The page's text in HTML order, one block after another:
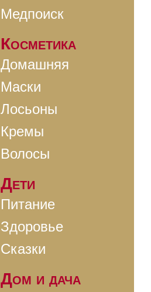
Медпоиск
Косметика
Домашняя
Маски
Лосьоны
Кремы
Волосы
Дети
Питание
Здоровье
Сказки
Дом и дача